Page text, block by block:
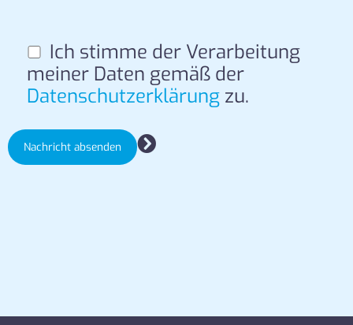
Ich stimme der Verarbeitung
meiner Daten gemäß der
Datenschutzerklärung zu.